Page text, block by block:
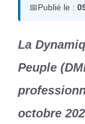
📅Publié le :
La
Peuple
octobre